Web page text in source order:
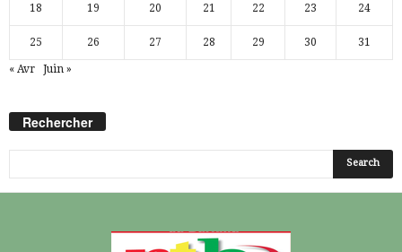
18 19 20 21 22 23 24
25 26 27 28 29 30 31
« Avr Juin »
Rechercher